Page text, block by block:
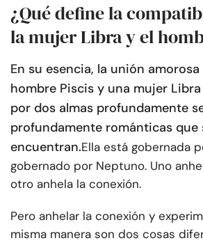
¿Qué define la
la mujer Libra y el
En su esencia, la unión
hombre Piscis y una mujer
por dos almas profundamente
profundamente románticas que
encuentran.Ella está gobernada
gobernado por Neptuno. Uno
otro anhela la conexión.
Pero anhelar la conexión y
misma manera son dos cosas